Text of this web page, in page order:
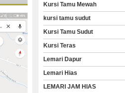
Kursi Tamu Mewah
kursi tamu sudut
Kursi Tamu Sudut
Kursi Teras
Lemari Dapur
Lemari Hias
LEMARI JAM HIAS